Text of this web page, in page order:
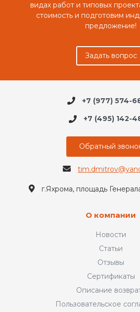
видах работ и типовых
стоимость и подготовим
предложение!
Задать вопрос
+7 (977) 574-
+7 (495) 142-
Обратный
г.Яхрома, площадь
О компании
Новости
Статьи
Отзывы
Сертификаты
Описание
Пользовательское